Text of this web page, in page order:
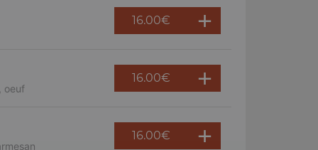
16.00€
oeuf
16.00€
16.00€